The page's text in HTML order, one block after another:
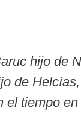
hijo de
de
el tiempo